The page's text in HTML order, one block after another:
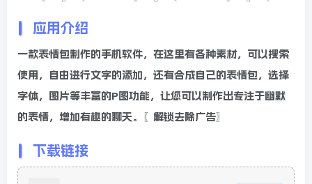
应用介绍
一款表情包制作的手机软件，在这里有各种素材，可以搜索
使用，自由进行文字的添加，还有合成自己的表情包，选择
字体，图片等丰富的P图功能，让您可以制作出专注于幽默
的表情，增加有趣的聊天。〖解锁去除广告〗
下载链接